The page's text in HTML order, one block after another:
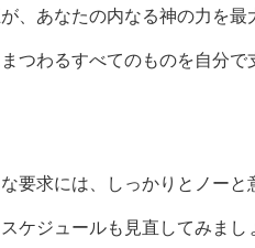
、あなたの内なる神の力を最
つわるすべてのものを自分で
要求には、しっかりとノーと
ケジュールも見直してみまし